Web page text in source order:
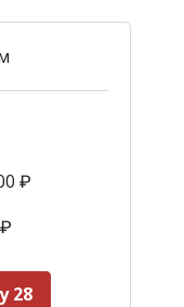
₽
₽
28